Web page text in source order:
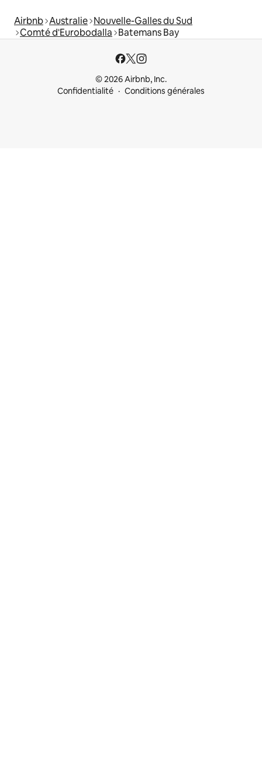
Airbnb Australie Nouvelle-Galles du Sud
Comté d'Eurobodalla Batemans Bay
© 2026 Airbnb, Inc.
Confidentialité
Conditions générales